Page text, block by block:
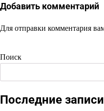
Добавить комментарий
Для отправки комментария
Поиск
Последние записи